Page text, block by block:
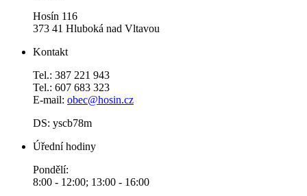
Hosín 116
373 41 Hluboká nad Vltavou
Kontakt
Tel.: 387 221 943
Tel.: 607 683 323
E-mail: obec@hosin.cz
DS: yscb78m
Úřední hodiny
Pondělí:
8:00 - 12:00; 13:00 - 16:00